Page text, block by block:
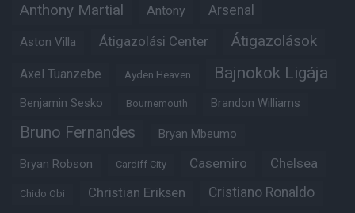
Anthony Martial Antony Arsenal
Aston Villa Átigazolási Center Átigazolások
Axel Tuanzebe Ayden Heaven Bajnokok Ligája
Benjamin Sesko Bournemouth Brandon Williams
Bruno Fernandes Bryan Mbeumo
Bryan Robson Cardiff City Casemiro Chelsea
Chido Obi Christian Eriksen Cristiano Ronaldo